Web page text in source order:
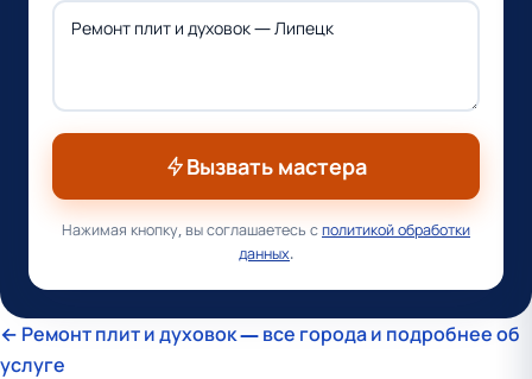
Вызвать мастера
Нажимая кнопку, вы соглашаетесь сполитикой обработки
данных.
← Ремонт плит и духовок — все города и подробнее об
услуге